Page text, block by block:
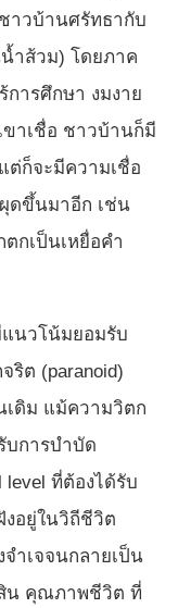
าวบ้านศรัทธากับ
ำส้วม) โดยภาค
ารศึกษา งมงาย
ขาเชื่อ ชาวบ้านก็มี
ก็จะมีความเชื่อ
ดขึ้นมาอีก เช่น
กเป็นเหยื่อคำ
นวโน้มยอมรับ
ต (paranoid)
เดิม แม้ความวิตก
บการบำบัด
ที่ต้องได้รับ
งอยู่ในวิถีชีวิต
ำเจจนกลายเป็น
น คุณภาพชีวิต ที่